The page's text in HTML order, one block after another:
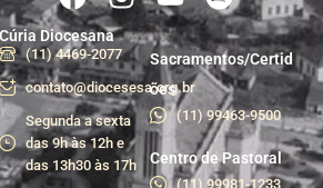
Cúria Diocesana
(11) 4469-2077
contato@diocesesa.org.br
Segunda a sexta
das 9h às 12h e
das 13h30 às 17h
Sacramentos/Certid
ões
(11) 99463-9500
Centro de Pastoral
(11) 99981-1233